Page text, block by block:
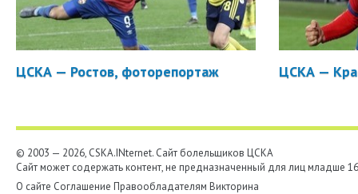
ЦСКА — Ростов, фоторепортаж ЦСКА —
© 2003 — 2026, CSKA.INternet. Cайт болельщиков ЦСКА
Сайт может содержать контент, не предназначенный для лиц младше
О сайте Соглашение Правообладателям Викторина